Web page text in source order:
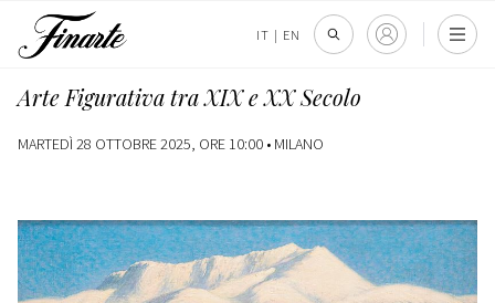
IT | EN
Arte Figurativa tra XIX e XX Secolo
MARTEDÌ 28 OTTOBRE 2025, ORE 10:00 • MILANO